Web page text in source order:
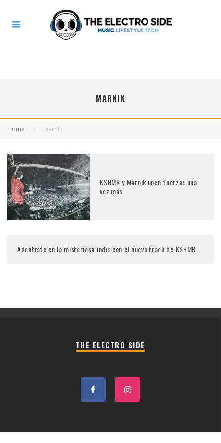
MARNIK
Home Marnik
KSHMR y Marnik unen fuerzas una
vez más
Adentrate en la misteriosa india con el nuevo track de KSHMR
THE ELECTRO SIDE